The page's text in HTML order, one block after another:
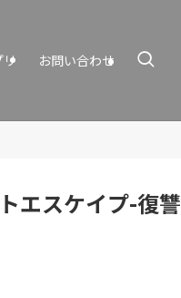
お問い合わせ
エスケイプ-復讐